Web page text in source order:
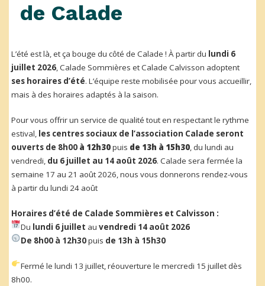
de Calade
L’été est là, et ça bouge du côté de Calade ! À partir du lundi 6
juillet 2026, Calade Sommières et Calade Calvisson adoptent
ses horaires d’été. L’équipe reste mobilisée pour vous accueillir,
mais à des horaires adaptés à la saison.
Pour vous offrir un service de qualité tout en respectant le rythme
estival, les centres sociaux de l’association Calade seront
ouverts de 8h00 à 12h30puis de 13h à 15h30, du lundi au
vendredi, du 6 juillet au 14 août 2026. Calade sera fermée la
semaine 17 au 21 août 2026, nous vous donnerons rendez-vous
à partir du lundi 24 août
Horaires d’été de Calade Sommières et Calvisson :
Du lundi 6 juillet au vendredi 14 août 2026
De 8h00 à 12h30puis de 13h à 15h30
Fermé le lundi 13 juillet, réouverture le mercredi 15 juillet dès
8h00.